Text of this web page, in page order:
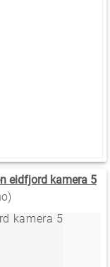
eidfjord kamera 5